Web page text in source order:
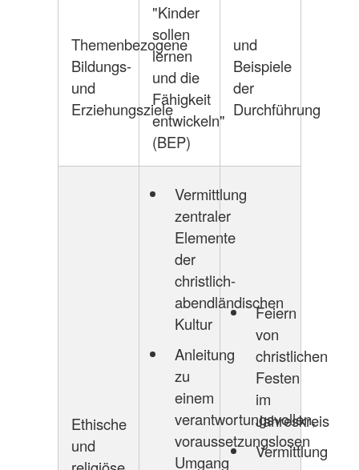
Themenbezogene
Bildungs-
und
Erziehungsziele
"Kinder
sollen
lernen
und die
Fähigkeit
entwickeln"
(BEP)
und
Beispiele
der
Durchführung
Ethische
und
Vermittlung
zentraler
Elemente
der
christlich-
abendländischen
Kultur
Anleitung
zu
einem
verantwortungsvollen,
voraussetzungslosen
Umgang
Feiern
von
christlichen
Festen
im
Jahreskreis
Vermittlung